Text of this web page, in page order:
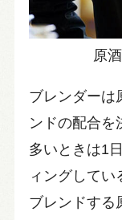
原
ブレンダーは
ンドの配合を
多いときは1
ィングしてい
ブレンドする